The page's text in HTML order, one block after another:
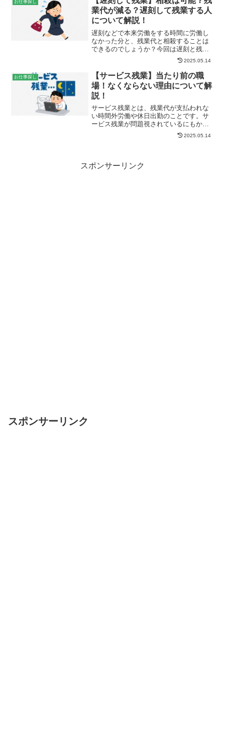
募集張り紙について求人情...
お仕事探し
業代が減る？遅刻して残業する人
について解説！
遅刻などで本来労働をする時間に労働し
なかった分と、残業代と相殺することは
できるのでしょうか？今回は遅刻と残業
相殺についてわかりやすく解説します。
残業代とは労働基準法は、使用者は、休
憩時間を除き、労働者を1週に40時間、1
日に8時間を超えて労...
2025.05.14
お仕事探し
【サービス残業】当たり前の職
場！なくならない理由について解
説！
サービス残業とは、残業代が支払われな
い時間外労働や休日出勤のことです。サ
ービス残業が問題視されているにもかか
わらず、なかなかなくならない実態があ
りますね。今回はサービス残業について
2025.05.14
スポンサーリンク
スポンサーリンク